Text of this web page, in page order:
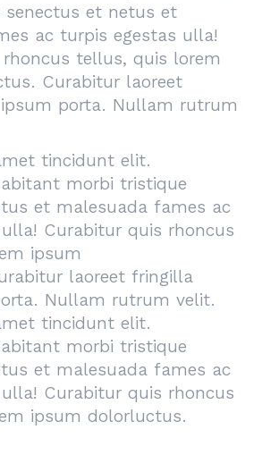
et netus et
ac turpis egestas ulla!
tellus, quis lorem
Curabitur laoreet
porta. Nullam rutrum
tincidunt elit.
morbi tristique
et malesuada fames ac
Curabitur quis rhoncus
ipsum
laoreet fringilla
Nullam rutrum velit.
tincidunt elit.
morbi tristique
et malesuada fames ac
Curabitur quis rhoncus
ipsum dolorluctus.